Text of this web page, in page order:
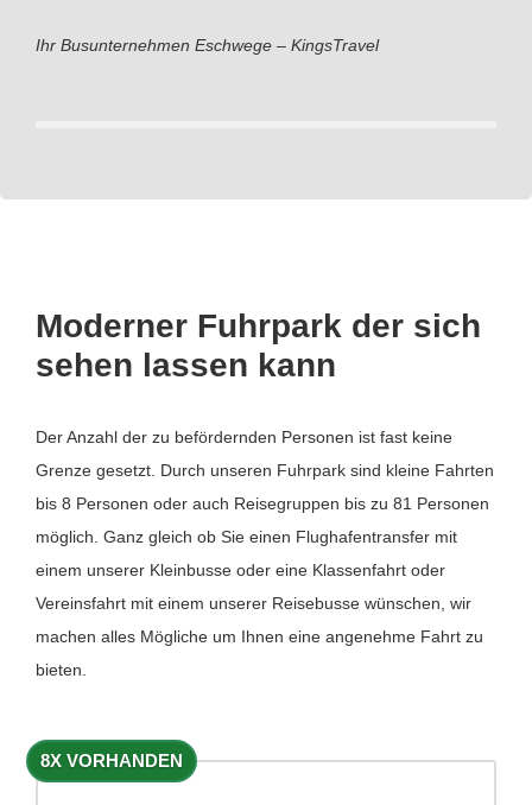
Ihr Busunternehmen Eschwege – KingsTravel
Moderner Fuhrpark der sich
sehen lassen kann
Der Anzahl der zu befördernden Personen ist fast keine
Grenze gesetzt. Durch unseren Fuhrpark sind kleine Fahrten
bis 8 Personen oder auch Reisegruppen bis zu 81 Personen
möglich. Ganz gleich ob Sie einen Flughafentransfer mit
einem unserer Kleinbusse oder eine Klassenfahrt oder
Vereinsfahrt mit einem unserer Reisebusse wünschen, wir
machen alles Mögliche um Ihnen eine angenehme Fahrt zu
bieten.
8X VORHANDEN